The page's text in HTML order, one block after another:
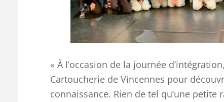
« À l’occasion de la journée
Cartoucherie de Vincennes pour
connaissance. Rien de tel qu’une